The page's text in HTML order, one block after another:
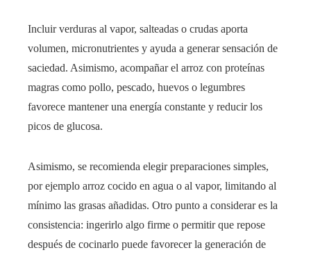
Incluir verduras al vapor, salteadas o crudas aporta
volumen, micronutrientes y ayuda a generar sensación de
saciedad. Asimismo, acompañar el arroz con proteínas
magras como pollo, pescado, huevos o legumbres
favorece mantener una energía constante y reducir los
picos de glucosa.
Asimismo, se recomienda elegir preparaciones simples,
por ejemplo arroz cocido en agua o al vapor, limitando al
mínimo las grasas añadidas. Otro punto a considerar es la
consistencia: ingerirlo algo firme o permitir que repose
después de cocinarlo puede favorecer la generación de